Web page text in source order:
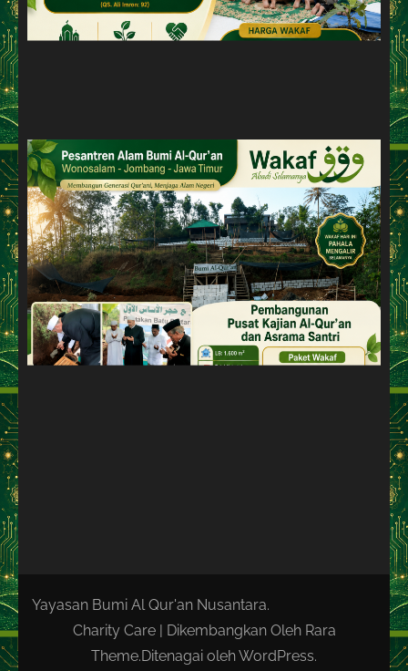
Yayasan Bumi Al Qur'an Nusantara.
Charity Care | Dikembangkan Oleh Rara
Theme.Ditenagai olehWordPress.